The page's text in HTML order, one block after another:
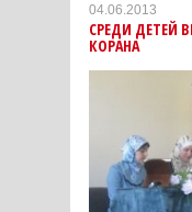
04.06.2013
СРЕДИ ДЕТЕЙ
КОРАНА